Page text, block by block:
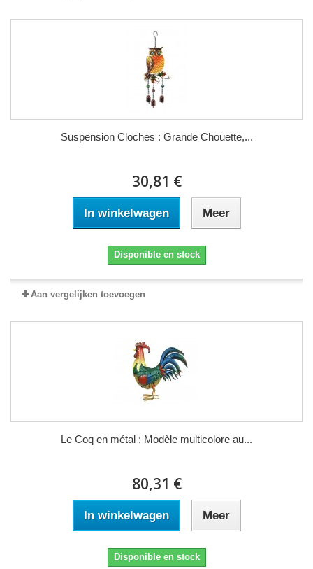
Suspension Cloches : Grande Chouette,...
30,81 €
In winkelwagen Meer
Disponible en stock
Aan vergelijken toevoegen
Le Coq en métal : Modèle multicolore au...
80,31 €
In winkelwagen Meer
Disponible en stock